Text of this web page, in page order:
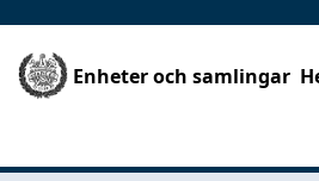
Enheter och samlingar